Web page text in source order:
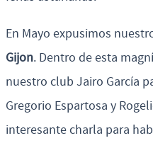
En Mayo expusimos
Gijon. Dentro de esta
nuestro club Jairo García
Gregorio Espartosa y
interesante charla para